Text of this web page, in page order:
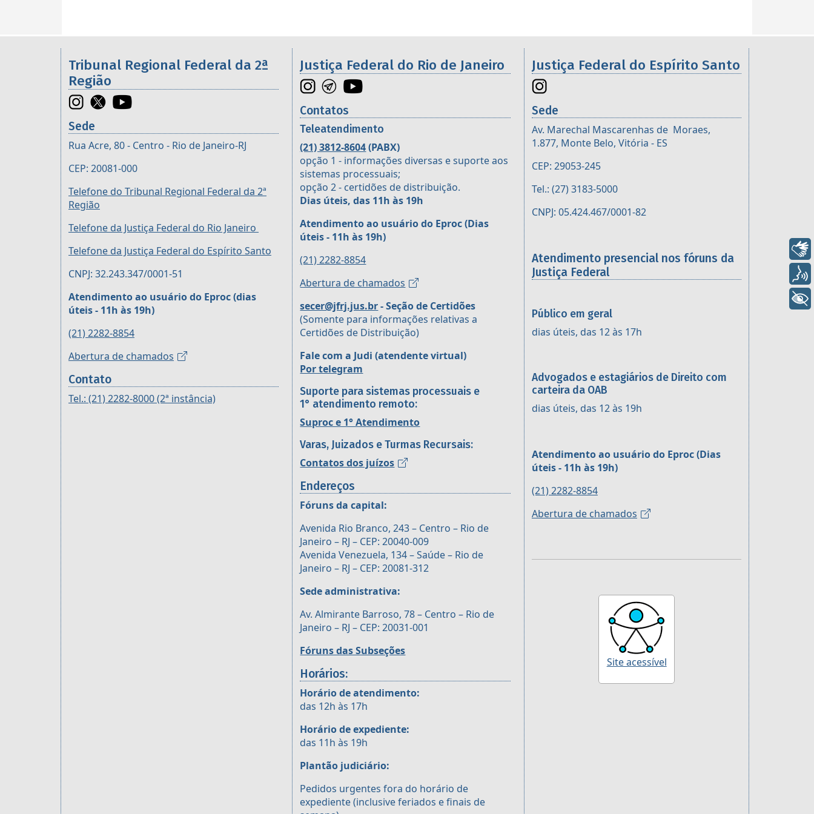
Informações úteis sobre os órgãos da 2ª Região
Tribunal Regional Federal da 2ª
Região
Sede
Rua Acre, 80 - Centro - Rio de Janeiro-RJ
CEP: 20081-000
Telefone do Tribunal Regional Federal da 2ª
Região
Telefone da Justiça Federal do Rio Janeiro
Telefone da Justiça Federal do Espírito Santo
CNPJ: 32.243.347/0001-51
Atendimento ao usuário do Eproc (dias
úteis - 11h às 19h)
(21) 2282-8854
Abertura de chamados
Contato
Tel.: (21) 2282-8000 (2ª instância)
Justiça Federal do Rio de Janeiro
Contatos
Teleatendimento
(21) 3812-8604(PABX)
opção 1 - informações diversas e suporte aos
sistemas processuais;
opção 2 - certidões de distribuição.
Dias úteis, das 11h às 19h
Atendimento ao usuário do Eproc (Dias
úteis - 11h às 19h)
(21) 2282-8854
Abertura de chamados
secer@jfrj.jus.br- Seção de Certidões
(Somente para informações relativas a
Certidões de Distribuição)
Fale com a Judi (atendente virtual)
Por telegram
Suporte para sistemas processuais e
1° atendimento remoto:
Suproc e 1° Atendimento
Varas, Juizados e Turmas Recursais:
Contatos dos juízos
Endereços
Fóruns da capital:
Avenida Rio Branco, 243 – Centro – Rio de
Janeiro – RJ – CEP: 20040-009
Avenida Venezuela, 134 – Saúde – Rio de
Janeiro – RJ – CEP: 20081-312
Sede administrativa:
Av. Almirante Barroso, 78 – Centro – Rio de
Janeiro – RJ – CEP: 20031-001
Fóruns das Subseções
Horários:
Horário de atendimento:
das 12h às 17h
Horário de expediente:
das 11h às 19h
Plantão judiciário:
Pedidos urgentes fora do horário de
expediente (inclusive feriados e finais de
Justiça Federal do Espírito Santo
Sede
Av. Marechal Mascarenhas de Moraes,
1.877, Monte Belo, Vitória - ES
CEP: 29053-245
Tel.: (27) 3183-5000
CNPJ: 05.424.467/0001-82
Atendimento presencial nos fóruns da
Justiça Federal
Público em geral
dias úteis, das 12 às 17h
Advogados e estagiários de Direito com
carteira da OAB
dias úteis, das 12 às 19h
Atendimento ao usuário do Eproc (Dias
úteis - 11h às 19h)
(21) 2282-8854
Abertura de chamados
Site acessível
Libras
+ Acessibilidade